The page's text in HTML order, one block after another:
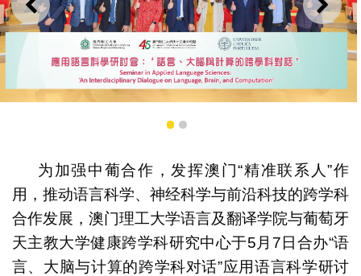
上一则 下一
澳门理工大学与葡萄牙天主教大学合办语言、大脑与计算
1 2
为加强中葡合作，发挥澳门“精准联系人”作
用，推动语言科学、神经科学与前沿科技的跨学科
合作发展，澳门理工大学语言及翻译学院与葡萄牙
天主教大学健康跨学科研究中心于5月7日合办“语
言、大脑与计算的跨学科对话”应用语言科学研讨